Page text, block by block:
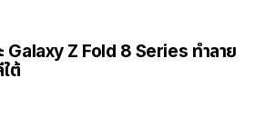
Galaxy Z Fold 8 Series ทำลาย
ต้